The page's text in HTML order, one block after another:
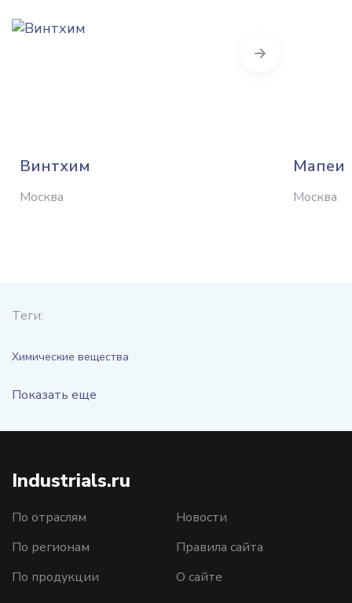
Винтхим
Москва
Мапеи
Москва
Теги:
Химические вещества
Показать еще
Industrials.ru
По отраслям
По регионам
По продукции
Новости
Правила сайта
О сайте